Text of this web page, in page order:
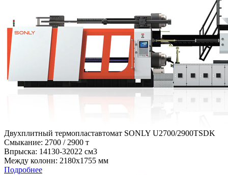
Двухплитный термопластавтомат SONLY U2700/2900TSDK
Cмыкание: 2700 / 2900 т
Впрыска: 14130-32022 см3
Между колонн: 2180х1755 мм
Подробнее